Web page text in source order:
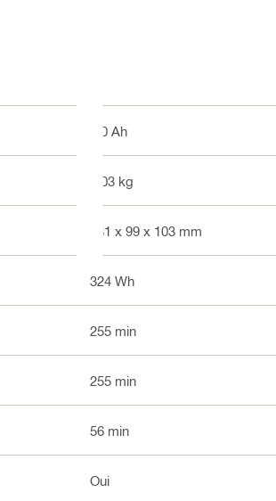
9.0 Ah
2.03 kg
181 x 99 x 103 mm
324 Wh
255 min
255 min
56 min
Oui